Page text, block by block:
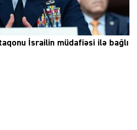
İsrailin müdafiəsi ilə bağlı